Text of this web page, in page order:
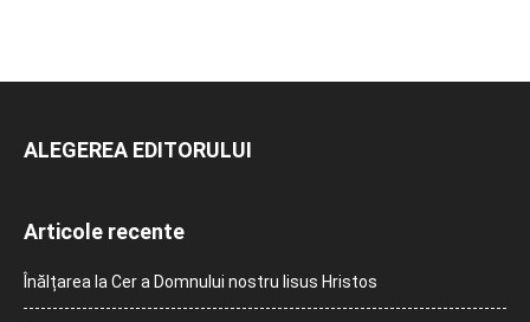
ALEGEREA EDITORULUI
Articole recente
Înălțarea la Cer a Domnului nostru Iisus Hristos